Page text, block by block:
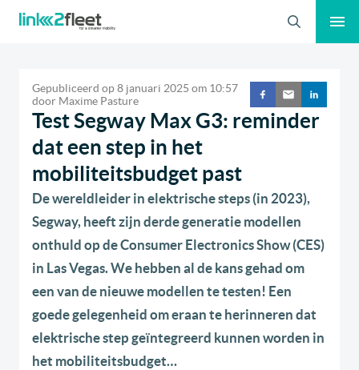
Zoeken
Gepubliceerd op8 januari 2025 om 10:57
door Maxime Pasture
Test Segway Max G3: reminder
dat een step in het
mobiliteitsbudget past
De wereldleider in elektrische steps (in 2023),
Segway, heeft zijn derde generatie modellen
onthuld op de Consumer Electronics Show (CES)
in Las Vegas. We hebben al de kans gehad om
een van de nieuwe modellen te testen! Een
goede gelegenheid om eraan te herinneren dat
elektrische step geïntegreerd kunnen worden in
het mobiliteitsbudget…